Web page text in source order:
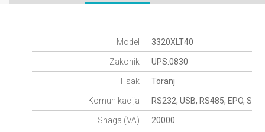
Model 3320XLT40
Zakonik UPS.0830
Tisak Toranj
Komunikacija RS232, USB, RS485, EPO,
Snaga (VA) 20000